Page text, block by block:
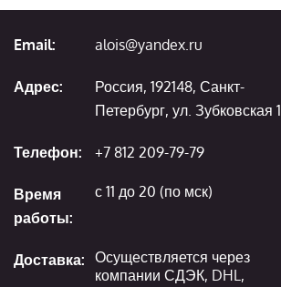
Email: alois@yandex.ru
Адрес:
Россия, 192148, Санкт-
Петербург, ул. Зубковская 1
Телефон: +7 812 209-79-79
Время
работы:
с 11 до 20 (по мск)
Доставка: Осуществляется через
компании СДЭК, DHL,